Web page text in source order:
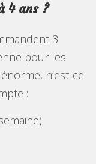
4 ans ?
3
pour les
n’est-ce
: